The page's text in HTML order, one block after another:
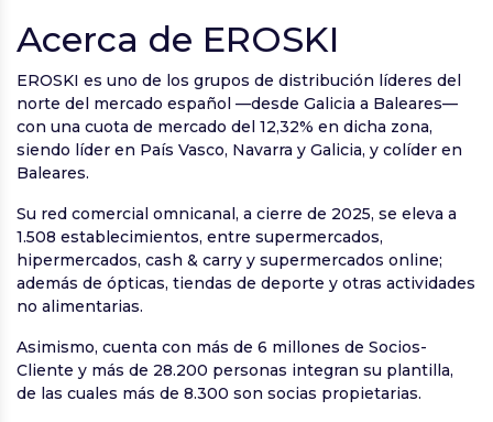
Acerca de EROSKI
EROSKI es uno de los grupos de distribución líderes del
norte del mercado español —desde Galicia a Baleares—
con una cuota de mercado del 12,32% en dicha zona,
siendo líder en País Vasco, Navarra y Galicia, y colíder en
Baleares.
Su red comercial omnicanal, a cierre de 2025, se eleva a
1.508 establecimientos, entre supermercados,
hipermercados, cash & carry y supermercados online;
además de ópticas, tiendas de deporte y otras actividades
no alimentarias.
Asimismo, cuenta con más de 6 millones de Socios-
Cliente y más de 28.200 personas integran su plantilla,
de las cuales más de 8.300 son socias propietarias.